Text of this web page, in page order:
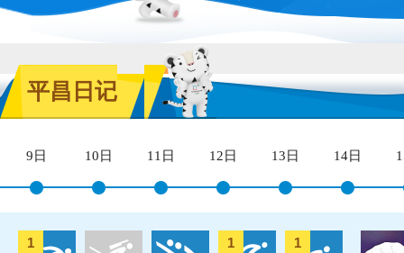
平昌日记
9日 10日 11日 12日 13日 14日
1 1 1